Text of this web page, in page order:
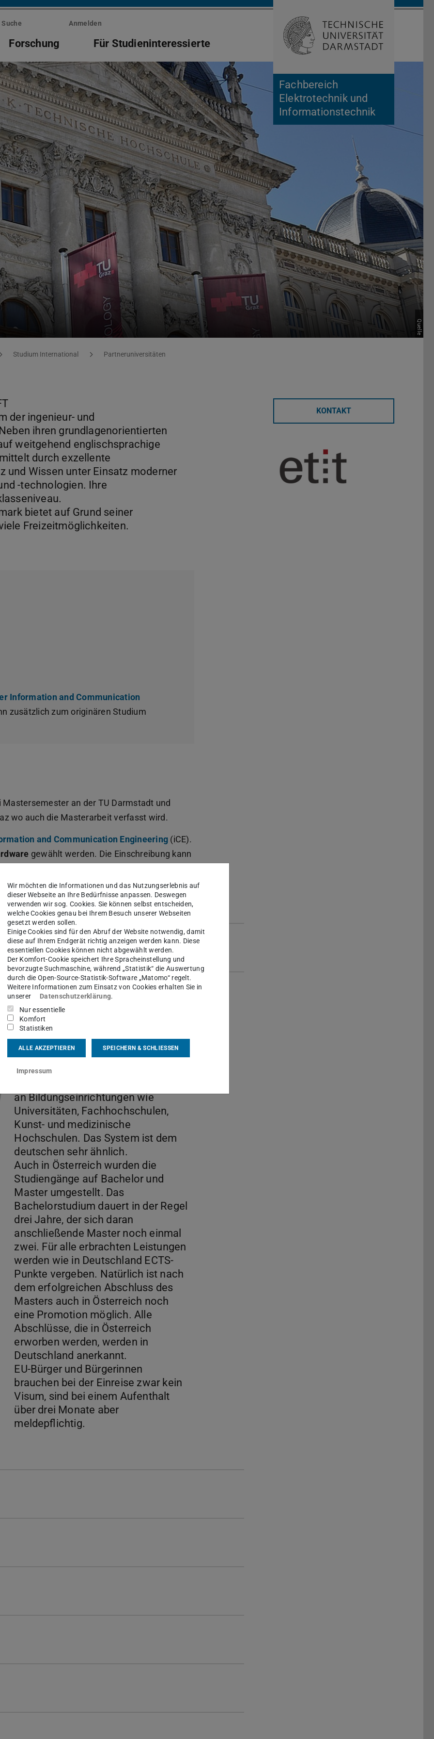
Fachbereich
Elektrotechnik und
Informationstechnik
Suche Anmelden
Forschung Für Studieninteressierte Suche öffnen
Quelle
Studium International Partneruniversitäten
der ingenieur- und
ihren grundlagenorientierten
weitgehend englischsprachige
durch exzellente
und Wissen unter Einsatz moderner
-technologien. Ihre
bietet auf Grund seiner
Freizeitmöglichkeiten.
Information and Communication
zusätzlich zum originären Studium
an der TU Darmstadt und
wo auch die Masterarbeit verfasst wird.
and Communication Engineering (iCE).
gewählt werden. Die Einschreibung kann
und Informationstechnik erfolgen oder die
Abschluss des Bachelors in den
Hochschulsystem in
Österreich
Das österreichische
an Bildungseinrichtungen wie
Universitäten, Fachhochschulen,
Kunst- und medizinische
Hochschulen. Das System ist dem
deutschen sehr ähnlich.
Auch in Österreich wurden die
Studiengänge auf Bachelor und
Master umgestellt. Das
Bachelorstudium dauert in der Regel
drei Jahre, der sich daran
anschließende Master noch einmal
zwei. Für alle erbrachten Leistungen
werden wie in Deutschland ECTS-
Punkte vergeben. Natürlich ist nach
dem erfolgreichen Abschluss des
Masters auch in Österreich noch
eine Promotion möglich. Alle
Abschlüsse, die in Österreich
erworben werden, werden in
Deutschland anerkannt.
EU-Bürger und Bürgerinnen
brauchen bei der Einreise zwar kein
Visum, sind bei einem Aufenthalt
über drei Monate aber
meldepflichtig.
KONTAKT
Wir möchten die Informationen und das Nutzungserlebnis auf
dieser Webseite an Ihre Bedürfnisse anpassen. Deswegen
verwenden wir sog. Cookies. Sie können selbst entscheiden,
welche Cookies genau bei Ihrem Besuch unserer Webseiten
gesetzt werden sollen.
Einige Cookies sind für den Abruf der Website notwendig, damit
diese auf Ihrem Endgerät richtig anzeigen werden kann. Diese
essentiellen Cookies können nicht abgewählt werden.
Der Komfort-Cookie speichert Ihre Spracheinstellung und
bevorzugte Suchmaschine, während „Statistik“ die Auswertung
durch die Open-Source-Statistik-Software „Matomo“ regelt.
Weitere Informationen zum Einsatz von Cookies erhalten Sie in
unserer
Datenschutzerklärung.
Nur essentielle
Komfort
Statistiken
ALLE AKZEPTIEREN SPEICHERN & SCHLIESSEN
Impressum